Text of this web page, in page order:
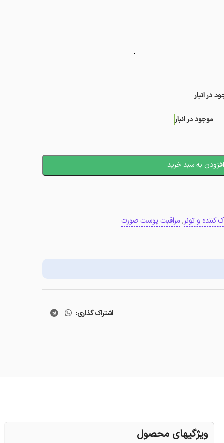
در انبار
موجود در انبار
افزودن به سبد خرید
کننده و تونر, مراقبت پوست صورت
اشتراک گذاری:
ویژگیهای محصول